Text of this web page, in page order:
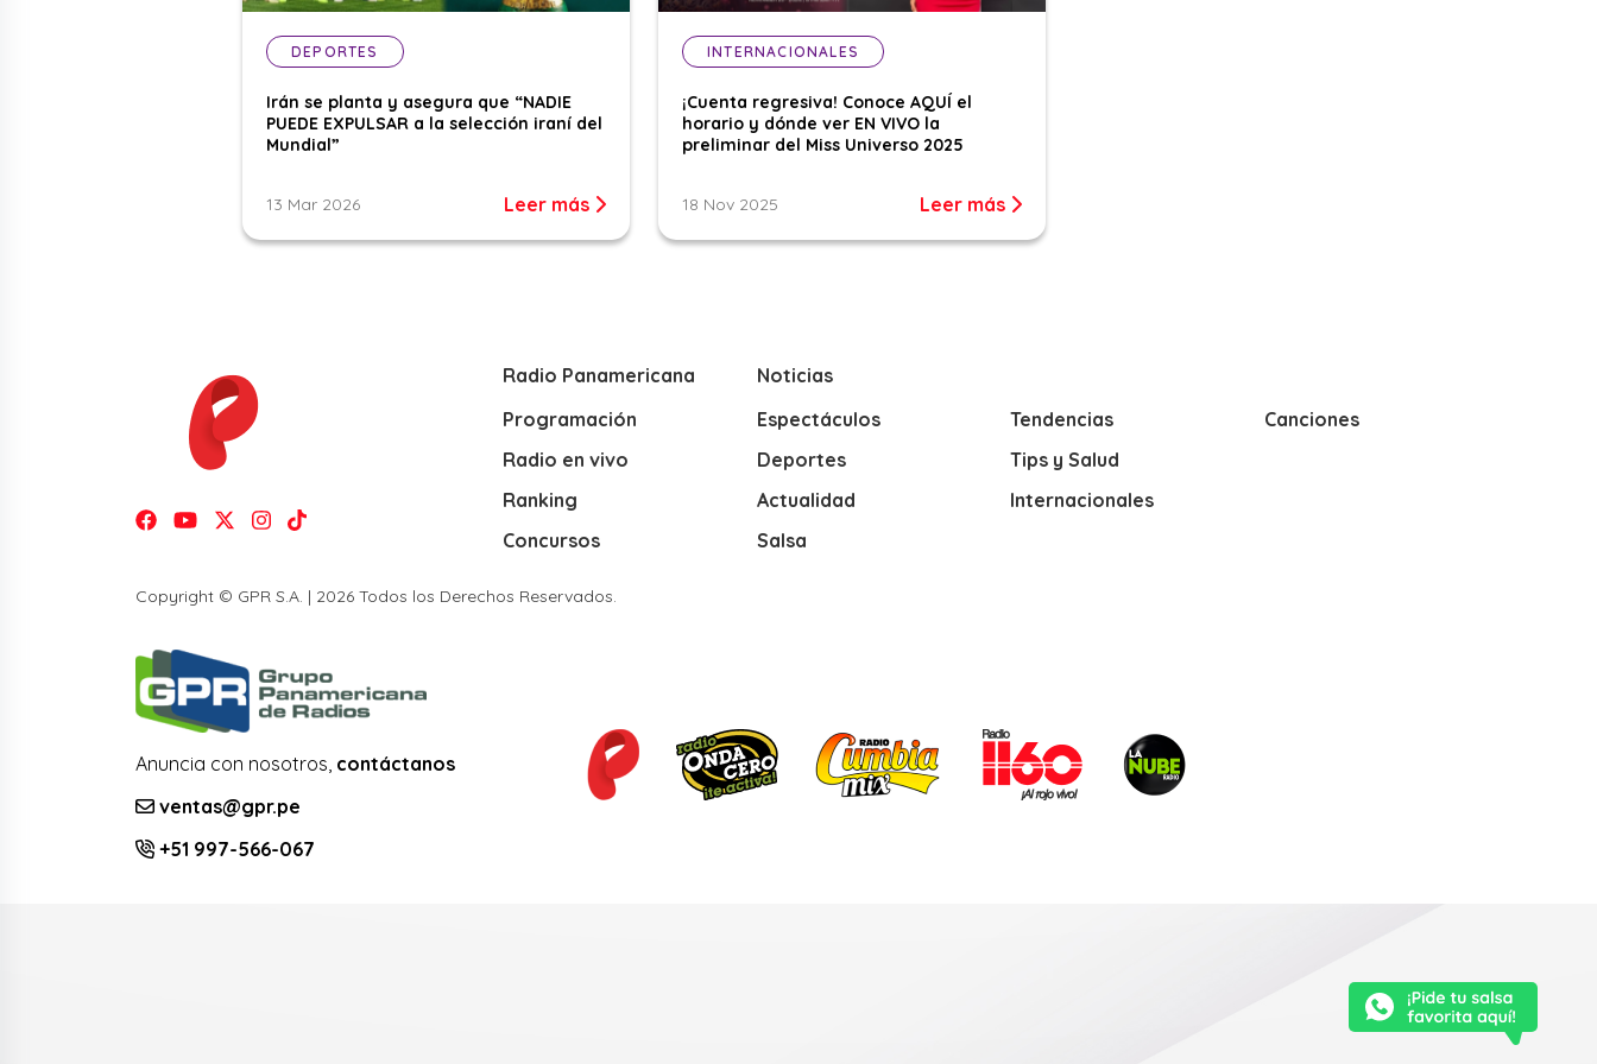
DEPORTES
Irán se planta y asegura que “NADIE
PUEDE EXPULSAR a la selección iraní del
Mundial”
13 Mar 2026 Leer más
INTERNACIONALES
¡Cuenta regresiva! Conoce AQUÍ el
horario y dónde ver EN VIVO la
preliminar del Miss Universo 2025
18 Nov 2025 Leer más
Radio Panamericana
Programación
Radio en vivo
Ranking
Concursos
Noticias
Espectáculos
Deportes
Actualidad
Salsa
Tendencias
Tips y Salud
Internacionales
Canciones
Copyright © GPR S.A. | 2026 Todos los Derechos Reservados.
Anuncia con nosotros, contáctanos
ventas@gpr.pe
+51 997-566-067